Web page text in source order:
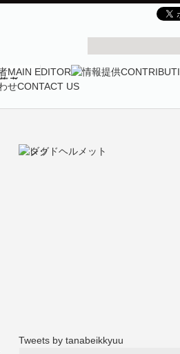
Tweets by tanabeikkyuu